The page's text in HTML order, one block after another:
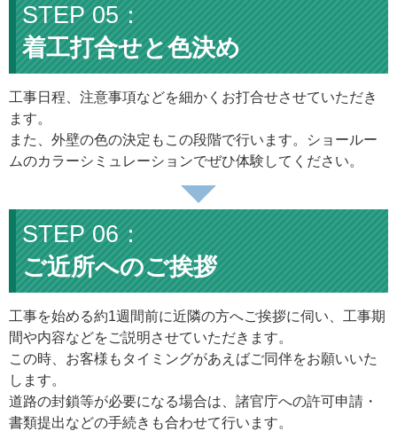
着工打合せと色決め
工事日程、注意事項などを細かくお打合せさせていただき
ます。
また、外壁の色の決定もこの段階で行います。ショールー
ムのカラーシミュレーションでぜひ体験してください。
ご近所へのご挨拶
工事を始める約1週間前に近隣の方へご挨拶に伺い、工事期
間や内容などをご説明させていただきます。
この時、お客様もタイミングがあえばご同伴をお願いいた
します。
道路の封鎖等が必要になる場合は、諸官庁への許可申請・
書類提出などの手続きも合わせて行います。